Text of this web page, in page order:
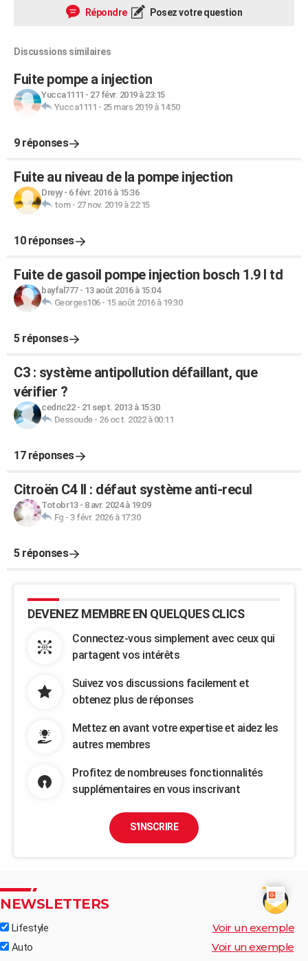
Répondre Posez votre question
Discussions similaires
Fuite pompe a injection
Yucca1111 - 27 févr. 2019 à 23:15
Yucca1111 - 25 mars 2019 à 14:50
9 réponses
Fuite au niveau de la pompe injection
Dreyy- 6 févr. 2016 à 15:36
tom- 27 nov. 2019 à 22:15
10 réponses
Fuite de gasoil pompe injection bosch 1.9 l td
bayfal777- 13 août 2016 à 15:04
Georges106- 15 août 2016 à 19:30
5 réponses
C3 : système antipollution défaillant, que
vérifier ?
cedric22- 21 sept. 2013 à 15:30
Dessoude- 26 oct. 2022 à 00:11
17 réponses
Citroën C4 II : défaut système anti-recul
Totobr13- 8 avr. 2024 à 19:09
Fg - 3 févr. 2026 à 17:30
5 réponses
DEVENEZ MEMBRE EN QUELQUES CLICS
Connectez-vous simplement avec ceux qui
partagent vos intérêts
Suivez vos discussions facilement et
obtenez plus de réponses
Mettez en avant votre expertise et aidez les
autres membres
Profitez de nombreuses fonctionnalités
supplémentaires en vous inscrivant
S'INSCRIRE
NEWSLETTERS
Lifestyle Voir un exemple
Auto Voir un exemple